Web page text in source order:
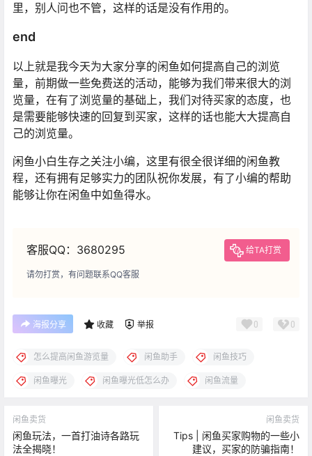
里，别人问也不管，这样的话是没有作用的。
end
以上就是我今天为大家分享的闲鱼如何提高自己的浏览
量，前期做一些免费送的活动，能够为我们带来很大的浏
览量，在有了浏览量的基础上，我们对待买家的态度，也
是需要能够快速的回复到买家，这样的话也能大大提高自
己的浏览量。
闲鱼小白生存之关注小编，这里有很全很详细的闲鱼教
程，还有拥有足够实力的团队祝你发展，有了小编的帮助
能够让你在闲鱼中如鱼得水。
客服QQ：3680295 给TA打赏
请勿打赏，有问题联系QQ客服
海报分享 收藏 举报 0 0
怎么提高闲鱼游览量 闲鱼助手 闲鱼技巧
闲鱼曝光 闲鱼曝光低怎么办 闲鱼流量
闲鱼卖货
闲鱼玩法，一首打油诗各路玩
法全揭晓！
闲鱼卖货
Tips | 闲鱼买家购物的一些小
建议，买家的防骗指南！